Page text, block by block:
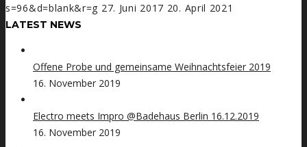
s=96&d=blank&r=g 27. Juni 2017 20. April 2021
LATEST NEWS
Offene Probe und gemeinsame Weihnachtsfeier 2019
16. November 2019
Electro meets Impro @Badehaus Berlin 16.12.2019
16. November 2019